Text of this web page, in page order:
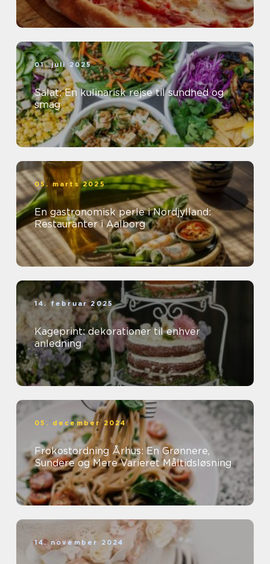
01. juli 2025
Salat: En kulinarisk rejse til sundhed og
smag
05. marts 2025
En gastronomisk perle i Nordjylland:
Restauranter i Aalborg
14. februar 2025
Kageprint: dekorationer til enhver
anledning
05. december 2024
Frokostordning Århus: En Grønnere,
Sundere og Mere Varieret Måltidsløsning
14. november 2024